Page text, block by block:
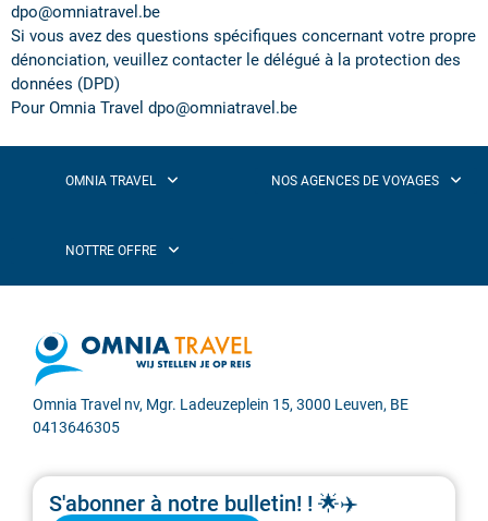
dpo@omniatravel.be
Si vous avez des questions spécifiques concernant votre propre
dénonciation, veuillez contacter le délégué à la protection des
données (DPD)
Pour Omnia Travel dpo@omniatravel.be
Omnia Travel nv, Mgr. Ladeuzeplein 15, 3000 Leuven, BE
0413646305
S'abonner à notre bulletin! ! 🌟✈️